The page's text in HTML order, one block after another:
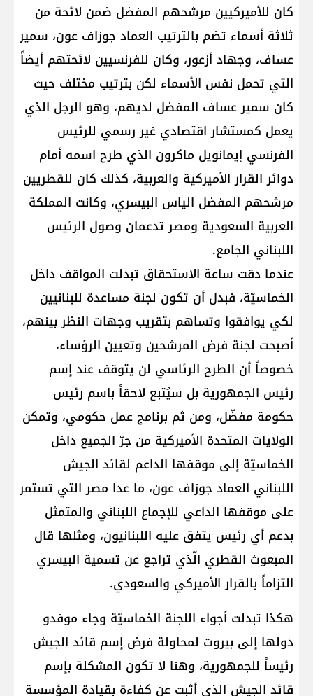
كان للأميركيين مرشحهم المفضل ضمن لائحة من
ثلاثة أسماء تضم بالترتيب العماد جوزاف عون، سمير
عساف، وجهاد أزعور، وكان للفرنسيين لائحتهم أيضاً
التي تحمل نفس الأسماء لكن بترتيب مختلف حيث
كان سمير عساف المفضل لديهم، وهو الرجل الذي
يعمل كمستشار اقتصادي غير رسمي للرئيس
الفرنسي إيمانويل ماكرون الذي طرح اسمه أمام
دوائر القرار الأميركية والعربية، كذلك كان للقطريين
مرشحهم المفضل الياس البيسري، وكانت المملكة
العربية السعودية ومصر تدعمان وصول الرئيس
اللبناني الجامع.
عندما دقت ساعة الاستحقاق تبدلت المواقف داخل
الخماسيّة، فبدل أن تكون لجنة مساعدة للبنانيين
لكي يوافقوا وتساهم بتقريب وجهات النظر بينهم،
أصبحت لجنة فرض المرشحين وتعيين الرؤساء،
خصوصاً أن الطرح الرئاسي لن يتوقف عند إسم
رئيس الجمهورية بل سيُتبع لاحقاً باسم رئيس
حكومة مفضّل، ومن ثم برنامج عمل حكومي، وتمكن
الولايات المتحدة الأميركية من جرّ الجميع داخل
الخماسيّة إلى موقفها الداعم لقائد الجيش
اللبناني العماد جوزاف عون، ما عدا مصر التي تستمر
على موقفها الداعي للإجماع اللبناني والمتمثل
بدعم أي رئيس يتفق عليه اللبنانيون، ومثلها قال
المبعوث القطري الّذي تراجع عن تسمية البيسري
التزاماً بالقرار الأميركي والسعودي.
هكذا تبدلت أجواء اللجنة الخماسيّة وجاء موفدو
دولها إلى بيروت لمحاولة فرض إسم قائد الجيش
رئيساً للجمهورية، وهنا لا تكون المشكلة بإسم
قائد الجيش الذي أثبت عن كفاءة بقيادة المؤسسة